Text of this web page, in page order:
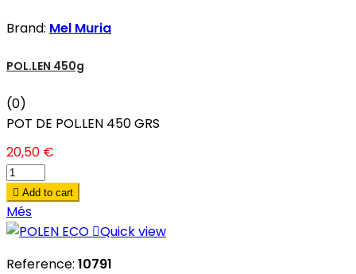
Brand: Mel Muria
POL.LEN 450g
(0)
POT DE POL.LEN 450 GRS
20,50 €
 Add to cart
Més
Quick view
Reference: 10791